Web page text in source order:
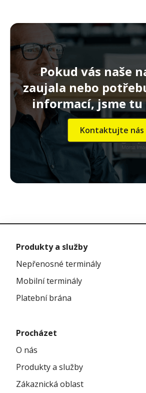
Pokud vás naše
zaujala nebo
informací, jsme tu
Kontaktujte nás
Produkty a služby
Nepřenosné terminály
Mobilní terminály
Platební brána
Procházet
O nás
Produkty a služby
Zákaznická oblast